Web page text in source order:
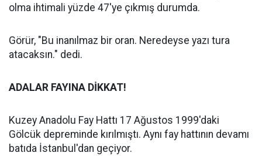
olma ihtimali yüzde 47'ye çıkmış durumda.
Görür, "Bu inanılmaz bir oran. Neredeyse yazı tura
atacaksın." dedi.
ADALAR FAYINA DİKKAT!
Kuzey Anadolu Fay Hattı 17 Ağustos 1999'daki
Gölcük depreminde kırılmıştı. Aynı fay hattının devamı
batıda İstanbul'dan geçiyor.